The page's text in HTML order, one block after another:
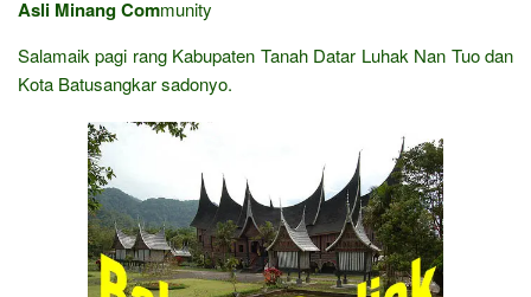
Asli Minang Community
Salamaik pagi rang Kabupaten Tanah Datar Luhak Nan Tuo dan
Kota Batusangkar sadonyo.